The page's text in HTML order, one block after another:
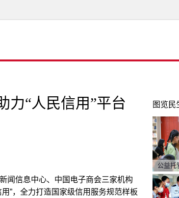
力“人民信用”平台
闻信息中心、中国电子商会三家机构
”，全力打造国家级信用服务规范样板
图览民
公益